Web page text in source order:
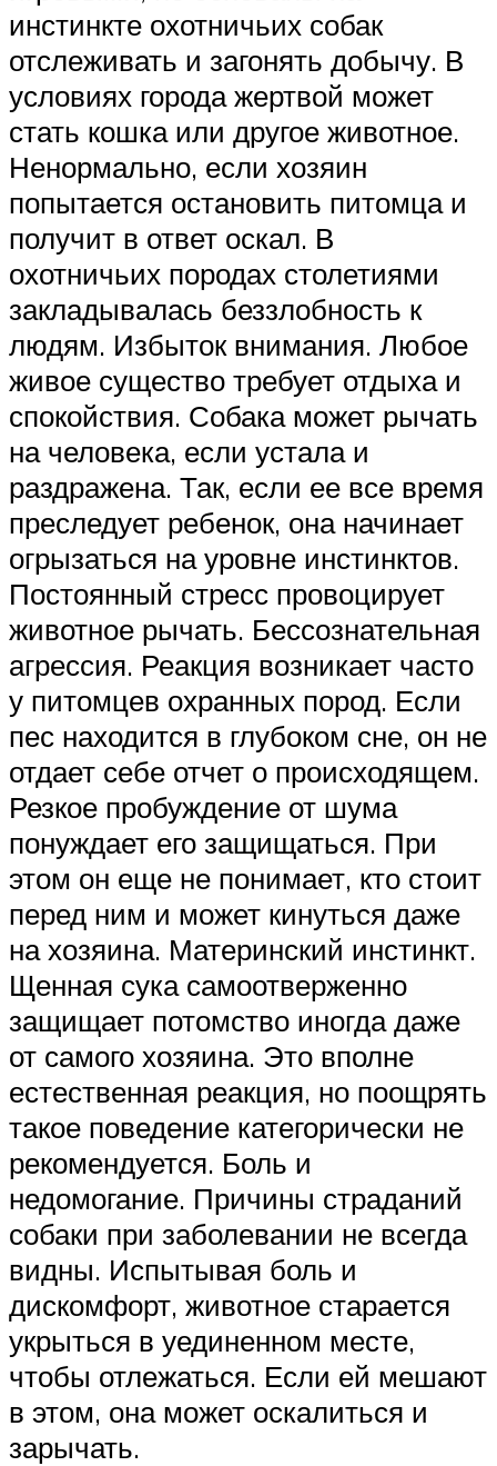
инстинкте охотничьих собак
отслеживать и загонять добычу. В
условиях города жертвой может
стать кошка или другое животное.
Ненормально, если хозяин
попытается остановить питомца и
получит в ответ оскал. В
охотничьих породах столетиями
закладывалась беззлобность к
людям. Избыток внимания. Любое
живое существо требует отдыха и
спокойствия. Собака может рычать
на человека, если устала и
раздражена. Так, если ее все время
преследует ребенок, она начинает
огрызаться на уровне инстинктов.
Постоянный стресс провоцирует
животное рычать. Бессознательная
агрессия. Реакция возникает часто
у питомцев охранных пород. Если
пес находится в глубоком сне, он не
отдает себе отчет о происходящем.
Резкое пробуждение от шума
понуждает его защищаться. При
этом он еще не понимает, кто стоит
перед ним и может кинуться даже
на хозяина. Материнский инстинкт.
Щенная сука самоотверженно
защищает потомство иногда даже
от самого хозяина. Это вполне
естественная реакция, но поощрять
такое поведение категорически не
рекомендуется. Боль и
недомогание. Причины страданий
собаки при заболевании не всегда
видны. Испытывая боль и
дискомфорт, животное старается
укрыться в уединенном месте,
чтобы отлежаться. Если ей мешают
в этом, она может оскалиться и
зарычать.